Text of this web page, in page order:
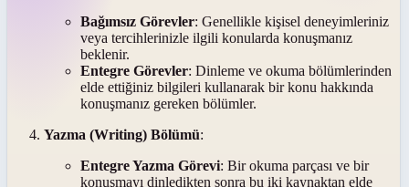
Bağımsız Görevler: Genellikle kişisel deneyimleriniz
veya tercihlerinizle ilgili konularda konuşmanız
beklenir.
Entegre Görevler: Dinleme ve okuma bölümlerinden
elde ettiğiniz bilgileri kullanarak bir konu hakkında
konuşmanız gereken bölümler.
Yazma (Writing) Bölümü:
Entegre Yazma Görevi: Bir okuma parçası ve bir
konuşmayı dinledikten sonra bu iki kaynaktan elde